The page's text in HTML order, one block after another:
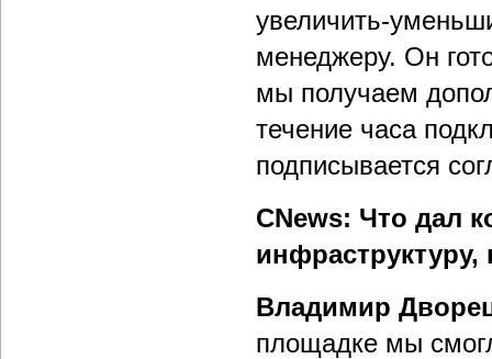
увеличить-
менеджеру. Он
мы получаем
течение часа
подписывается
CNews: Что дал
Владимир
площадке мы